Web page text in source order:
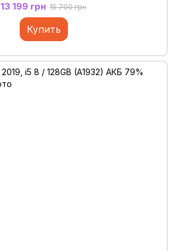
13 199 грн 15 700 грн
Купить